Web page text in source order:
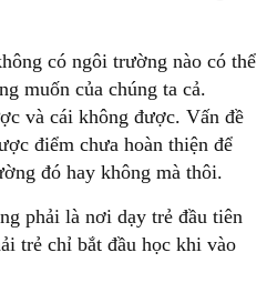
có ngôi trường nào có thể
muốn của chúng ta cả.
và cái không được. Vấn đề
điểm chưa hoàn thiện để
đó hay không mà thôi.
phải là nơi dạy trẻ đầu tiên
trẻ chỉ bắt đầu học khi vào